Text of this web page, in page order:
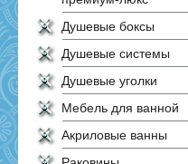
Душевые боксы
Душевые системы
Душевые уголки
Мебель для ванной
Акриловые ванны